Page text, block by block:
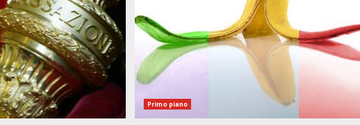
Primo piano